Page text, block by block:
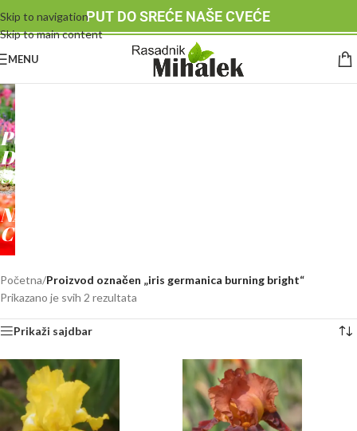
Skip to navigation
Skip to main content
PUT DO SREĆE NAŠE CVEĆE
MENU
RASADNIK
MIHALEK
PUT
DO
SREĆE
-
NAŠE
CVEĆE
Početna/Proizvod označen „iris germanica burning bright“
Prikazano je svih 2 rezultata
Prikaži sajdbar